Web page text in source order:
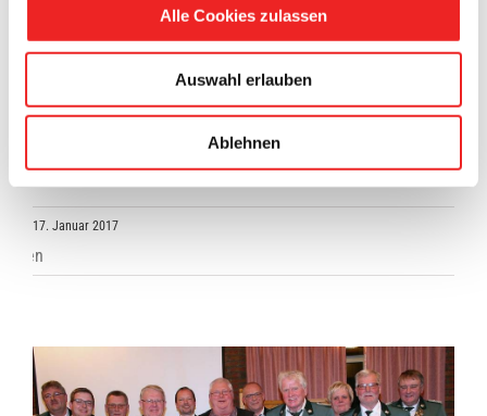
Alle Cookies zulassen
Auswahl erlauben
Ablehnen
Bist Du oder wirst Du in diesem Jahr 16? Dann mach mit
und sei ein "Schutzengel"! Die Landkreise Cloppenburg und
Cloppenburg/Vechta seit 10 Jahren das
„Schutzengelprojekt“ durch. In diesem Jahr ist es der
Jahrgang 2001 - also alle Jugendlichen, die in 2017 16
Jahre alt werden - der [...]
17. Januar 2017